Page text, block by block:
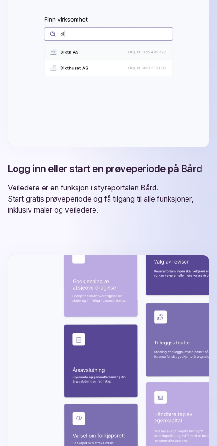
Logg inn eller start en prøveperiode på Bård
Start gratis prøveperiode og få tilgang til alle funksjoner,
inklusiv maler og veiledere.